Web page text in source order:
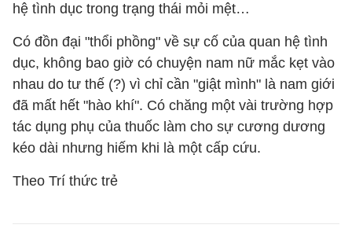
hệ tình dục trong trạng thái mỏi mệt…
Có đồn đại "thổi phồng" về sự cố của quan hệ tình
dục, không bao giờ có chuyện nam nữ mắc kẹt vào
nhau do tư thế (?) vì chỉ cần "giật mình" là nam giới
đã mất hết "hào khí". Có chăng một vài trường hợp
tác dụng phụ của thuốc làm cho sự cương dương
kéo dài nhưng hiếm khi là một cấp cứu.
Theo Trí thức trẻ